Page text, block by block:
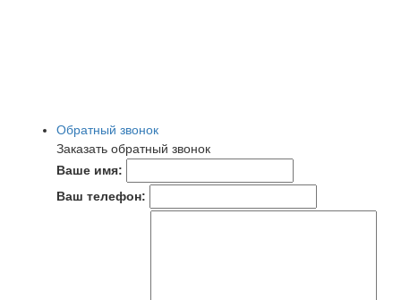
Обратный звонок
Заказать обратный звонок
Ваше имя:
Ваш телефон: